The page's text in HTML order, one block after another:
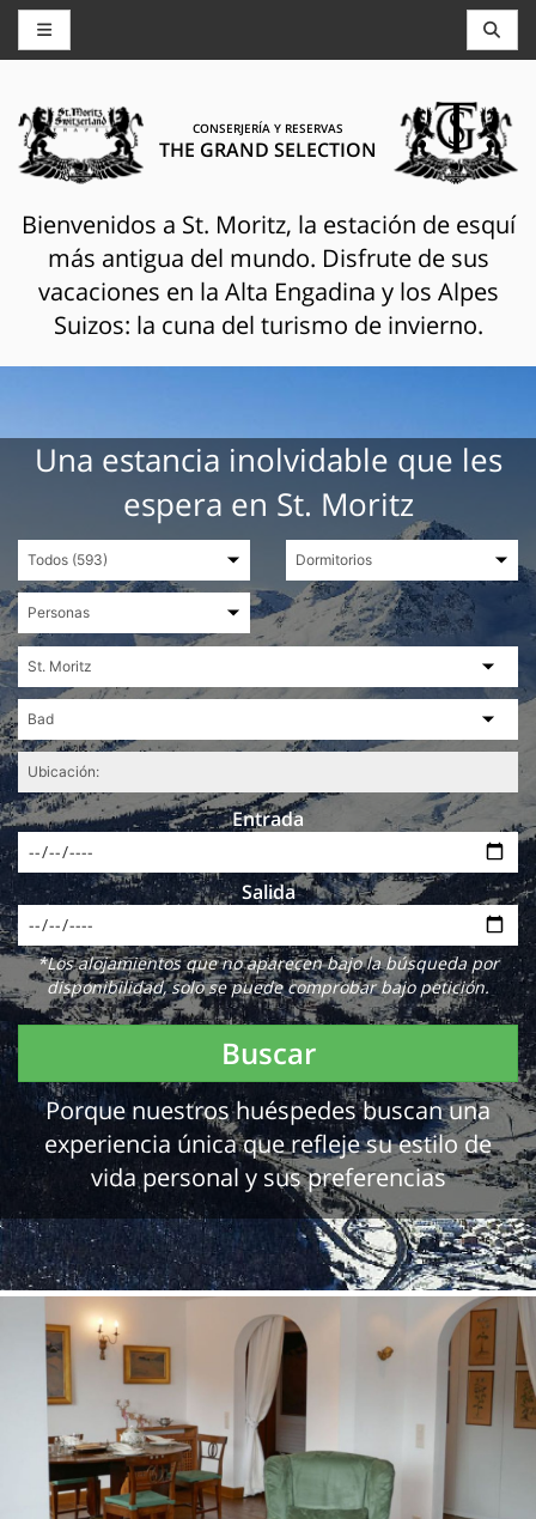
CONSERJERÍA Y RESERVAS
THE GRAND SELECTION
Bienvenidos a St. Moritz, la estación de esquí
más antigua del mundo. Disfrute de sus
vacaciones en la Alta Engadina y los Alpes
Suizos: la cuna del turismo de invierno.
Una estancia inolvidable que les
espera en St. Moritz
Entrada
Salida
*Los alojamientos que no aparecen bajo la búsqueda por
disponibilidad, solo se puede comprobar bajo petición.
Buscar
Porque nuestros huéspedes buscan una
experiencia única que refleje su estilo de
vida personal y sus preferencias